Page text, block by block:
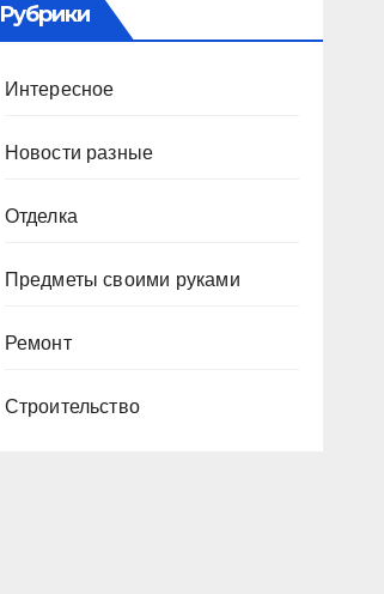
Рубрики
Интересное
Новости разные
Отделка
Предметы своими руками
Ремонт
Строительство